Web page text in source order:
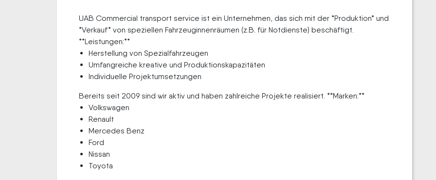
UAB Commercial transport service ist ein Unternehmen, das sich mit der *Produktion* und
*Verkauf* von speziellen Fahrzeuginnenräumen (z.B. für Notdienste) beschäftigt.
**Leistungen:**
Herstellung von Spezialfahrzeugen
Umfangreiche kreative und Produktionskapazitäten
Individuelle Projektumsetzungen
Bereits seit 2009 sind wir aktiv und haben zahlreiche Projekte realisiert. **Marken:**
Volkswagen
Renault
Mercedes Benz
Ford
Nissan
Toyota